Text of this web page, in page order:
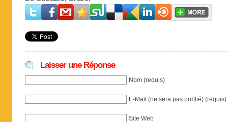
Laisser une Réponse
Nom (requis)
E-Mail (ne sera pas publié) (requis)
Site Web